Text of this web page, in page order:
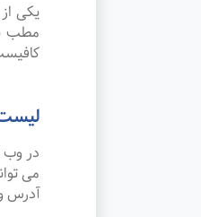
یکی
مطب
در وب
می
آدرس